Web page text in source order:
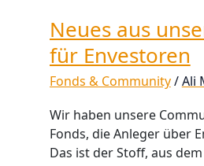
Neues aus
für Envestoren
Fonds & Community/Ali
Wir haben unsere
Fonds, die Anleger über
Das ist der Stoff, aus